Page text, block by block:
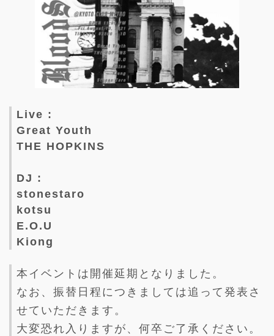
Live :
Great Youth
THE HOPKINS
DJ :
stonestaro
kotsu
E.O.U
Kiong
本イベントは開催延期となりました。
なお、振替日程につきましては追って発表さ
せていただきます。
大変恐れ入りますが、何卒ご了承ください。